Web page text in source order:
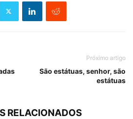
Próximo artigo
São estátuas, senhor, são
estátuas
RELACIONADOS